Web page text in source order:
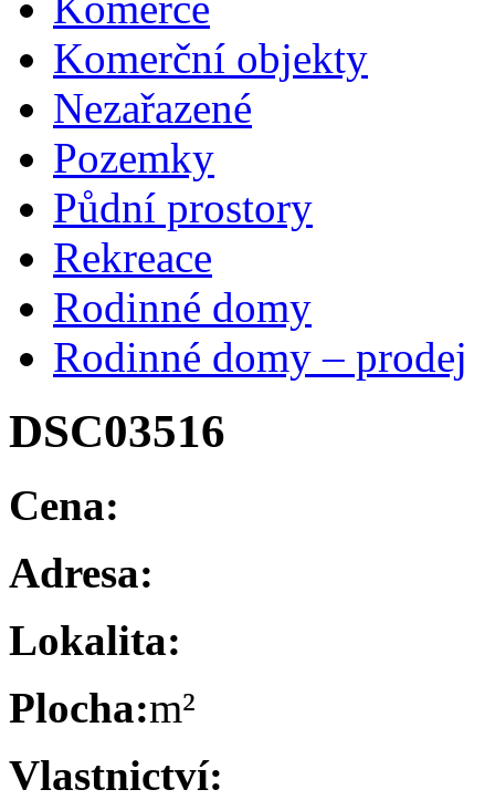
Komerční objekty
Nezařazené
Pozemky
Půdní prostory
Rekreace
Rodinné domy
Rodinné domy – prodej
DSC03516
Cena:
Adresa:
Lokalita:
Plocha:m²
Vlastnictví: